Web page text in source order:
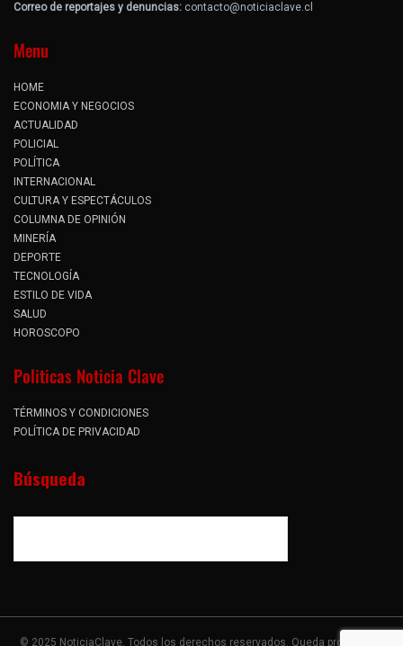
Correo de reportajes y denuncias: contacto@noticiaclave.cl
Menu
HOME
ECONOMIA Y NEGOCIOS
ACTUALIDAD
POLICIAL
POLÍTICA
INTERNACIONAL
CULTURA Y ESPECTÁCULOS
COLUMNA DE OPINIÓN
MINERÍA
DEPORTE
TECNOLOGÍA
ESTILO DE VIDA
SALUD
HOROSCOPO
Politicas Noticia Clave
TÉRMINOS Y CONDICIONES
POLÍTICA DE PRIVACIDAD
Búsqueda
© 2025 NoticiaClave. Todos los derechos reservados. Queda prohibida la